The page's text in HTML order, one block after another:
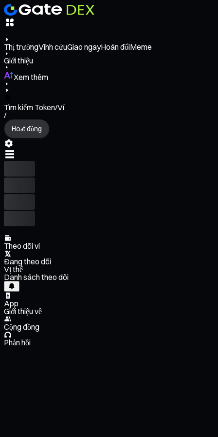
Thị trườngVĩnh cửuGiao ngayHoán đổiMeme
Giới thiệu
Xem thêm
Tìm kiếm Token/Ví
/
Hoạt động
Theo dõi ví
Đang theo dõi
Vị thế
Danh sách theo dõi
App
Giới thiệu về
Cộng đồng
Phản hồi